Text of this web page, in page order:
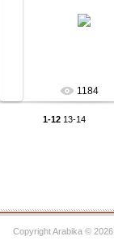
1184
1-12 13-14
Copyright Arabika © 2026